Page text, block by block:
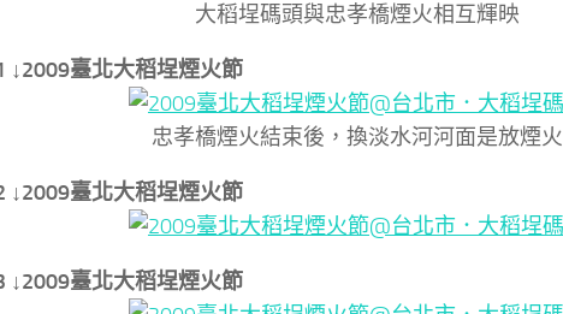
大稻埕碼頭與忠孝橋煙火相互輝映
↓2009臺北大稻埕煙火節
忠孝橋煙火結束後，換淡水河河面是放煙火
↓2009臺北大稻埕煙火節
↓2009臺北大稻埕煙火節